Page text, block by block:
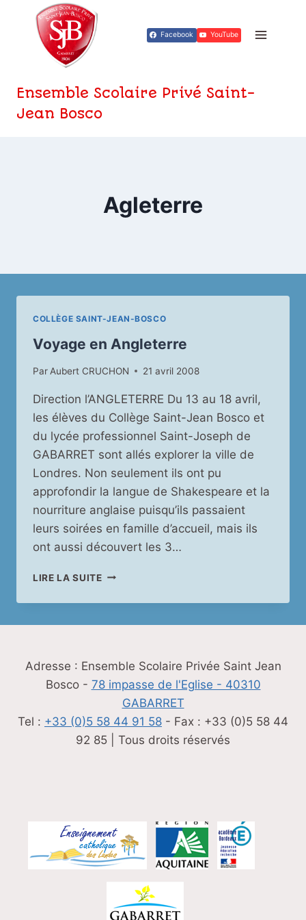
contenu
Facebook YouTube
Ensemble Scolaire Privé Saint-
Jean Bosco
Agleterre
COLLÈGE SAINT-JEAN-BOSCO
Voyage en Angleterre
Par Aubert CRUCHON 21 avril 2008
Direction l’ANGLETERRE Du 13 au 18 avril,
les élèves du Collège Saint-Jean Bosco et
du lycée professionnel Saint-Joseph de
GABARRET sont allés explorer la ville de
Londres. Non seulement ils ont pu
approfondir la langue de Shakespeare et la
nourriture anglaise puisqu’ils passaient
leurs soirées en famille d’accueil, mais ils
ont aussi découvert les 3…
LIRE LA SUITEVOYAGE
ANGLETERRE
Adresse : Ensemble Scolaire Privée Saint Jean
Bosco - 78 impasse de l'Eglise - 40310
GABARRET
Tel : +33 (0)5 58 44 91 58 - Fax : +33 (0)5 58 44
92 85 | Tous droits réservés